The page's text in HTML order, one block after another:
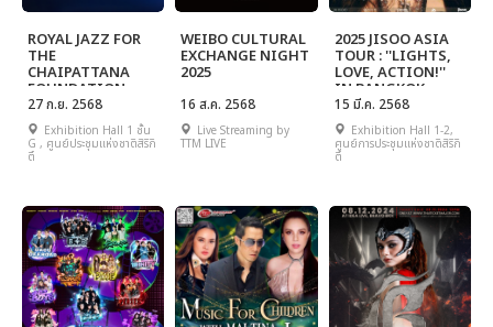
ROYAL JAZZ FOR
THE
CHAIPATTANA
FOUNDATION
VOLUME 2
27 ก.ย. 2568
Exhibition Hall 1 ชั้น
G , ศูนย์ประชุมแห่งชาติสิริกิ
ติ์
WEIBO CULTURAL
EXCHANGE NIGHT
2025
16 ส.ค. 2568
Live Streaming by
TTM LIVE
2025 JISOO ASIA
TOUR : ''LIGHTS,
LOVE, ACTION!''
IN BANGKOK
15 มี.ค. 2568
Exhibition Hall 1-2,
ศูนย์การประชุมแห่งชาติสิริกิ
ติ์